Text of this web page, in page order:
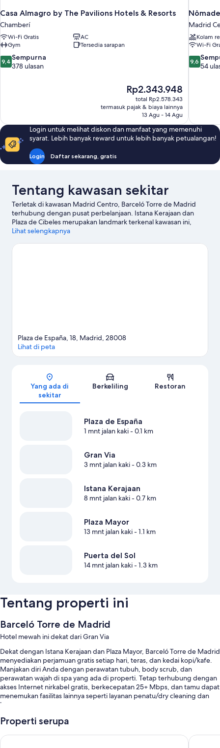
Casa Almagro by The Pavilions Hotels & Resorts
Chamberí
Wi-Fi Gratis
AC
Gym
Tersedia sarapan
9.4
dari
9,4 Sempurna
378 ulasan
Harga
sekarang
Rp2.343.948
Rp2.343.948
total Rp2.578.343
termasuk pajak & biaya lainnya
13 Agu - 14 Agu
Madrid
Kolam
Wi-Fi
9.6
dari
9,6
54
Login untuk melihat diskon dan manfaat yang memenuhi
syarat. Lebih banyak reward untuk lebih banyak petualangan!
Login Daftar sekarang, gratis
Tentang kawasan sekitar
Terletak di kawasan Madrid Centro, Barceló Torre de Madrid
terhubung dengan pusat perbelanjaan. Istana Kerajaan dan
Plaza de Cibeles merupakan landmark terkenal kawasan ini,
terdapat pula Gran Via serta Pasar San Miguel bagi pengunjung
permainan? Coba periksa Stadion Bernabéu atau Arena
Lihat selengkapnya
Peta
Plaza de España, 18, Madrid, 28008
Lihat di peta
Yang ada di
sekitar
Berkeliling Restoran
Plaza de España
1 mnt jalan kaki- 0.1 km
Gran Via
3 mnt jalan kaki- 0.3 km
Istana Kerajaan
8 mnt jalan kaki- 0.7 km
Plaza Mayor
13 mnt jalan kaki- 1.1 km
Puerta del Sol
14 mnt jalan kaki- 1.3 km
Tentang properti ini
Barceló Torre de Madrid
Hotel mewah ini dekat dari Gran Via
Dekat dengan Istana Kerajaan dan Plaza Mayor, Barceló Torre de Madrid
menyediakan perjamuan gratis setiap hari, teras, dan kedai kopi/kafe.
Manjakan diri Anda dengan perawatan tubuh, body scrub, dan
perawatan wajah di spa yang ada di properti. Tetap terhubung dengan
akses Internet nirkabel gratis, berkecepatan 25+ Mbps, dan tamu dapat
menemukan fasilitas lainnya seperti layanan penatu/dry cleaning dan
bar.
Anda juga akan menikmati manfaat berikut selama Anda menginap:
Kolam renang indoor serta kursi berjemur
Properti serupa
Hotel Riu Plaza España Urban